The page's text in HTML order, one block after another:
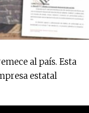
al país. Esta
estatal